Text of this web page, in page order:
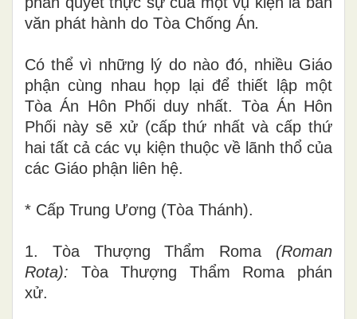
văn phát hành do Tòa Chống Án.
Có thể vì những lý do nào đó, nhiều Giáo
phận cùng nhau họp lại để thiết lập một
Tòa Án Hôn Phối duy nhất. Tòa Án Hôn
Phối này sẽxử (cấpthứ nhất và cấp thứ
hai tất cả các vụ kiện thuộc về lãnh thổ của
các Giáo phận liên hệ.
* Cấp Trung Ương (Tòa Thánh).
1. Tòa Thượng Thẩm Roma (Roman
Rota): Tòa Thượng Thẩm Roma phán
xử.